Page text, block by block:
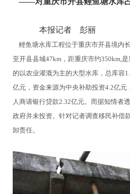
本报记者 彭丽
鲤鱼塘水库工程位于重庆市开县境内
至开县县城47km，距重庆市约350km,
的以农业灌溉为主的大型水库，总库容
亿元，资金来源为中央补助投资4.2亿元
人商请银行贷款2.32亿元。而据知情者
政府并未投资。针对记者调查移民补偿
卸责任。